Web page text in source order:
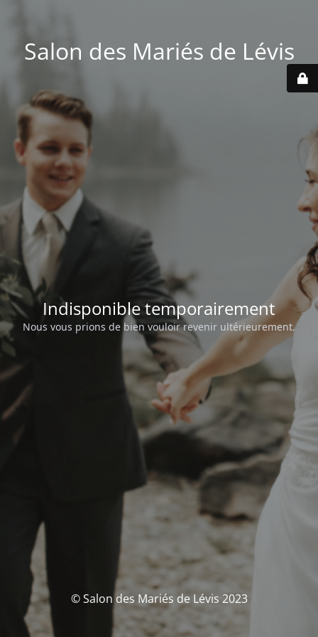
Salon des Mariés de Lévis
Indisponible temporairement
Nous vous prions de bien vouloir revenir ultérieurement.
© Salon des Mariés de Lévis 2023